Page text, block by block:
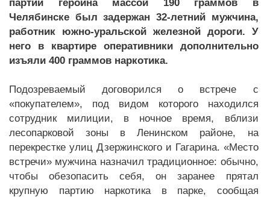
партии героина массой 190 граммов в
Челябинске был задержан 32-летний мужчина,
работник южно-уральской железной дороги. У
него в квартире оперативники дополнительно
изъяли 400 граммов наркотика.
Подозреваемый договорился о встрече с
«покупателем», под видом которого находился
сотрудник милиции, в ночное время, вблизи
лесопарковой зоны в Ленинском районе, на
перекрестке улиц Дзержинского и Гагарина. «Место
встречи» мужчина назначил традиционное: обычно,
чтобы обезопасить себя, он заранее прятал
крупную партию наркотика в парке, сообщая